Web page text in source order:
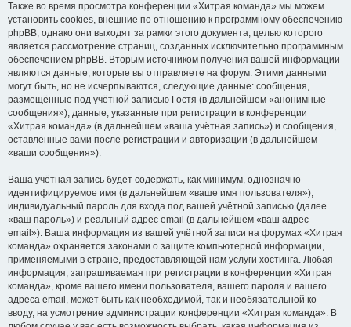
Также во время просмотра конференции «Хитрая команда» мы можем
установить cookies, внешние по отношению к программному обеспечению
phpBB, однако они выходят за рамки этого документа, целью которого
является рассмотрение страниц, созданных исключительно программным
обеспечением phpBB. Вторым источником получения вашей информации
являются данные, которые вы отправляете на форум. Этими данными
могут быть, но не исчерпываются, следующие данные: сообщения,
размещённые под учётной записью Гостя (в дальнейшем «анонимные
сообщения»), данные, указанные при регистрации в конференции
«Хитрая команда» (в дальнейшем «ваша учётная запись») и сообщения,
оставленные вами после регистрации и авторизации (в дальнейшем
«ваши сообщения»).
Ваша учётная запись будет содержать, как минимум, однозначно
идентифицируемое имя (в дальнейшем «ваше имя пользователя»),
индивидуальный пароль для входа под вашей учётной записью (далее
«ваш пароль») и реальный адрес email (в дальнейшем «ваш адрес
email»). Ваша информация из вашей учётной записи на форумах «Хитрая
команда» охраняется законами о защите компьютерной информации,
применяемыми в стране, предоставляющей нам услуги хостинга. Любая
информация, запрашиваемая при регистрации в конференции «Хитрая
команда», кроме вашего имени пользователя, вашего пароля и вашего
адреса email, может быть как необходимой, так и необязательной ко
вводу, на усмотрение администрации конференции «Хитрая команда». В